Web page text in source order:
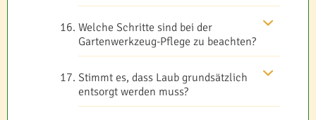
Welche Schritte sind bei der
Gartenwerkzeug-Pflege zu beachten?
Stimmt es, dass Laub grundsätzlich
entsorgt werden muss?